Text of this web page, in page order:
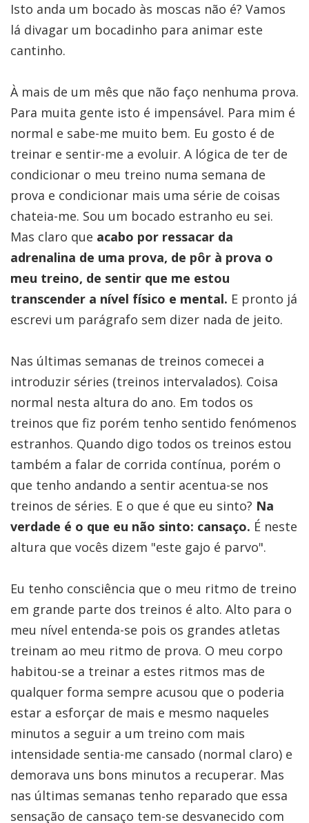
Isto anda um bocado às moscas não é? Vamos
lá divagar um bocadinho para animar este
cantinho.
À mais de um mês que não faço nenhuma prova.
Para muita gente isto é impensável. Para mim é
normal e sabe-me muito bem. Eu gosto é de
treinar e sentir-me a evoluir. A lógica de ter de
condicionar o meu treino numa semana de
prova e condicionar mais uma série de coisas
chateia-me. Sou um bocado estranho eu sei.
Mas claro que acabo por ressacar da
adrenalina de uma prova, de pôr à prova o
meu treino, de sentir que me estou
transcender a nível físico e mental. E pronto já
escrevi um parágrafo sem dizer nada de jeito.
Nas últimas semanas de treinos comecei a
introduzir séries (treinos intervalados). Coisa
normal nesta altura do ano. Em todos os
treinos que fiz porém tenho sentido fenómenos
estranhos. Quando digo todos os treinos estou
também a falar de corrida contínua, porém o
que tenho andando a sentir acentua-se nos
treinos de séries. E o que é que eu sinto? Na
verdade é o que eu não sinto: cansaço. É neste
altura que vocês dizem "este gajo é parvo".
Eu tenho consciência que o meu ritmo de treino
em grande parte dos treinos é alto. Alto para o
meu nível entenda-se pois os grandes atletas
treinam ao meu ritmo de prova. O meu corpo
habitou-se a treinar a estes ritmos mas de
qualquer forma sempre acusou que o poderia
estar a esforçar de mais e mesmo naqueles
minutos a seguir a um treino com mais
intensidade sentia-me cansado (normal claro) e
demorava uns bons minutos a recuperar. Mas
nas últimas semanas tenho reparado que essa
sensação de cansaço tem-se desvanecido com